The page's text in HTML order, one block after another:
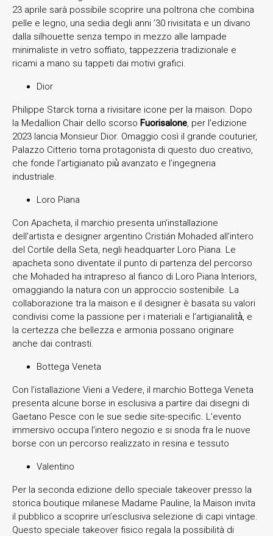
23 aprile sarà possibile scoprire una poltrona che combina
pelle e legno, una sedia degli anni ’30 rivisitata e un divano
dalla silhouette senza tempo in mezzo alle lampade
minimaliste in vetro soffiato, tappezzeria tradizionale e
ricami a mano su tappeti dai motivi grafici.
Dior
Philippe Starck torna a rivisitare icone per la maison. Dopo
la Medallion Chair dello scorso Fuorisalone, per l’edizione
2023 lancia Monsieur Dior. Omaggio così il grande couturier,
Palazzo Citterio torna protagonista di questo duo creativo,
che fonde l’artigianato più̀ avanzato e l’ingegneria
industriale.
Loro Piana
Con Apacheta, il marchio presenta un’installazione
dell’artista e designer argentino Cristián Mohaded all’intero
del Cortile della Seta, negli headquarter Loro Piana. Le
apacheta sono diventate il punto di partenza del percorso
che Mohaded ha intrapreso al fianco di Loro Piana Interiors,
omaggiando la natura con un approccio sostenibile. La
collaborazione tra la maison e il designer è basata su valori
condivisi come la passione per i materiali e l’artigianalità̀, e
la certezza che bellezza e armonia possano originare
anche dai contrasti.
Bottega Veneta
Con l’istallazione Vieni a Vedere, il marchio Bottega Veneta
presenta alcune borse in esclusiva a partire dai disegni di
Gaetano Pesce con le sue sedie site-specific. L’evento
immersivo occupa l’intero negozio e si snoda fra le nuove
borse con un percorso realizzato in resina e tessuto
Valentino
Per la seconda edizione dello speciale takeover presso la
storica boutique milanese Madame Pauline, la Maison invita
il pubblico a scoprire un’esclusiva selezione di capi vintage.
Questo speciale takeover fisico regala la possibilità di